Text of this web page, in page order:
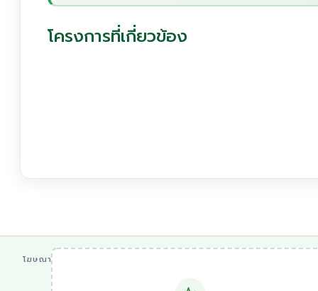
โครงการที่เกี่ยวข้อง
โฆษณา